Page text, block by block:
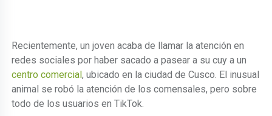
Recientemente, un joven acaba de llamar la atención en
redes sociales por haber sacado a pasear a su cuy a un
centro comercial, ubicado en la ciudad de Cusco. El inusual
animal se robó la atención de los comensales, pero sobre
todo de los usuarios en TikTok.